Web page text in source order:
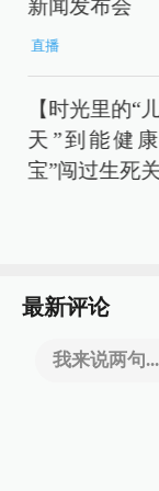
新闻发布会
直播
【时光里的“
天”到能健
宝”闯过生死
最新评论
我来说两句